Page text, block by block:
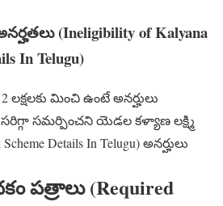
(Ineligibility of Kalyana
In Telugu)
మించి ఉంటే అనర్హులు
సమర్పించని యెడల కళ్యాణ లక్ష్మి
Details In Telugu) అనర్హులు
పత్రాలు (Required